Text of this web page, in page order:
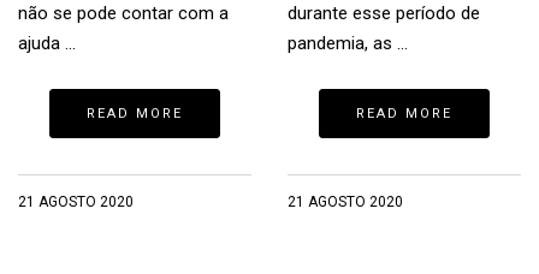
não se pode contar com a
ajuda …
READ MORE
21 AGOSTO 2020
durante esse período de
pandemia, as …
READ MORE
21 AGOSTO 2020